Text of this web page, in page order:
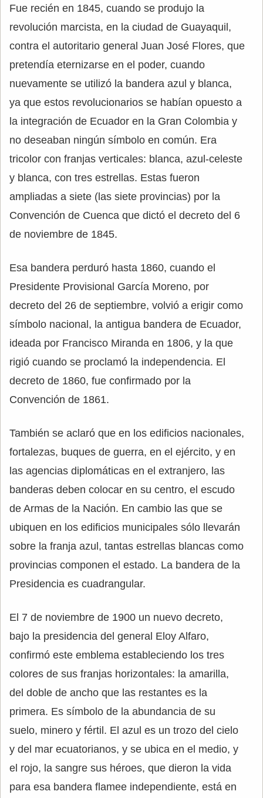
Fue recién en 1845, cuando se produjo la
revolución marcista, en la ciudad de Guayaquil,
contra el autoritario general Juan José Flores, que
pretendía eternizarse en el poder, cuando
nuevamente se utilizó la bandera azul y blanca,
ya que estos revolucionarios se habían opuesto a
la integración de Ecuador en la Gran Colombia y
no deseaban ningún símbolo en común. Era
tricolor con franjas verticales: blanca, azul-celeste
y blanca, con tres estrellas. Estas fueron
ampliadas a siete (las siete provincias) por la
Convención de Cuenca que dictó el decreto del 6
de noviembre de 1845.
Esa bandera perduró hasta 1860, cuando el
Presidente Provisional García Moreno, por
decreto del 26 de septiembre, volvió a erigir como
símbolo nacional, la antigua bandera de Ecuador,
ideada por Francisco Miranda en 1806, y la que
rigió cuando se proclamó la independencia. El
decreto de 1860, fue confirmado por la
Convención de 1861.
También se aclaró que en los edificios nacionales,
fortalezas, buques de guerra, en el ejército, y en
las agencias diplomáticas en el extranjero, las
banderas deben colocar en su centro, el escudo
de Armas de la Nación. En cambio las que se
ubiquen en los edificios municipales sólo llevarán
sobre la franja azul, tantas estrellas blancas como
provincias componen el estado. La bandera de la
Presidencia es cuadrangular.
El 7 de noviembre de 1900 un nuevo decreto,
bajo la presidencia del general Eloy Alfaro,
confirmó este emblema estableciendo los tres
colores de sus franjas horizontales: la amarilla,
del doble de ancho que las restantes es la
primera. Es símbolo de la abundancia de su
suelo, minero y fértil. El azul es un trozo del cielo
y del mar ecuatorianos, y se ubica en el medio, y
el rojo, la sangre sus héroes, que dieron la vida
para esa bandera flamee independiente, está en